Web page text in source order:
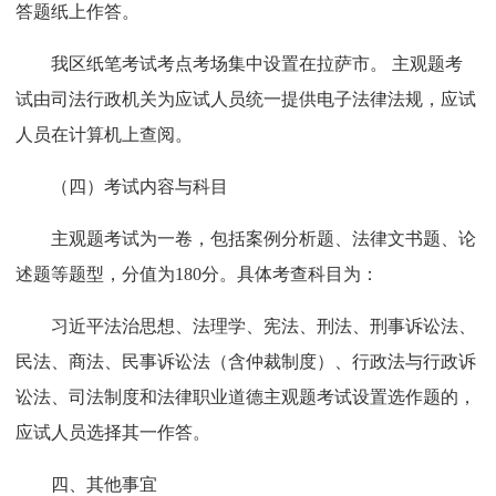
答题纸上作答。
我区纸笔考试考点考场集中设置在拉萨市。 主观题考
试由司法行政机关为应试人员统一提供电子法律法规，应试
人员在计算机上查阅。
（四）考试内容与科目
主观题考试为一卷，包括案例分析题、法律文书题、论
述题等题型，分值为180分。具体考查科目为：
习近平法治思想、法理学、宪法、刑法、刑事诉讼法、
民法、商法、民事诉讼法（含仲裁制度）、行政法与行政诉
讼法、司法制度和法律职业道德主观题考试设置选作题的，
应试人员选择其一作答。
四、其他事宜